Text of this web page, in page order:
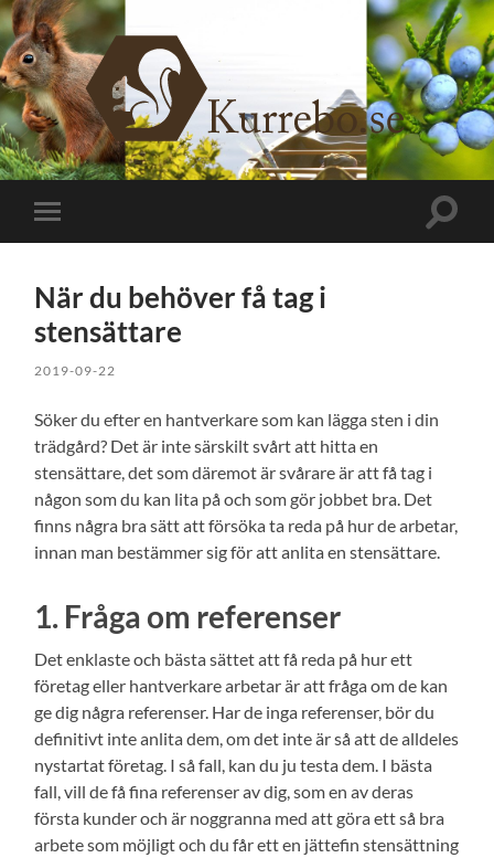
Kurrebo.se
Slå
på/av
Slå
När du behöver få tag i
stensättare
2019-09-22
Söker du efter en hantverkare som kan lägga sten i din
trädgård? Det är inte särskilt svårt att hitta en
stensättare, det som däremot är svårare är att få tag i
någon som du kan lita på och som gör jobbet bra. Det
finns några bra sätt att försöka ta reda på hur de arbetar,
innan man bestämmer sig för att anlita en stensättare.
1. Fråga om referenser
Det enklaste och bästa sättet att få reda på hur ett
företag eller hantverkare arbetar är att fråga om de kan
ge dig några referenser. Har de inga referenser, bör du
definitivt inte anlita dem, om det inte är så att de alldeles
nystartat företag. I så fall, kan du ju testa dem. I bästa
fall, vill de få fina referenser av dig, som en av deras
första kunder och är noggranna med att göra ett så bra
arbete som möjligt och du får ett en jättefin stensättning